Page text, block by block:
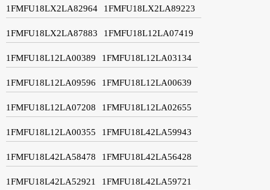
1FMFU18LX2LA82964 1FMFU18LX2LA89223
1FMFU18LX2LA87883 1FMFU18L12LA07419
1FMFU18L12LA00389 1FMFU18L12LA03134
1FMFU18L12LA09596 1FMFU18L12LA00639
1FMFU18L12LA07208 1FMFU18L12LA02655
1FMFU18L12LA00355 1FMFU18L42LA59943
1FMFU18L42LA58478 1FMFU18L42LA56428
1FMFU18L42LA52921 1FMFU18L42LA59721